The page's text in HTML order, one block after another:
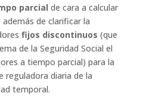
parcial de cara a calcular
de clarificar la
fijos discontinuos (que
de la Seguridad Social el
a tiempo parcial) para la
reguladora diaria de la
temporal.